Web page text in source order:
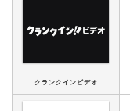
クランクインビデオ